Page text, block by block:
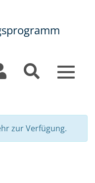
Toggle
zur Verfügung.